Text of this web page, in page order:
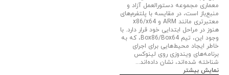
معماری مجموعه دستورالعمل آزاد و
منبع‌باز است، در مقایسه با پلتفرم‌های
معتبرتری مانند ARM و x86/x64
هنوز در مراحل ابتدایی خود قرار دارد. با
وجود این، تیم Box86/Box64، که به
خاطر ایجاد محیط‌هایی برای اجرای
برنامه‌های ویندوزی روی لینوکس
شناخته شده‌اند، نشان داده‌اند...
نمایش بیشتر